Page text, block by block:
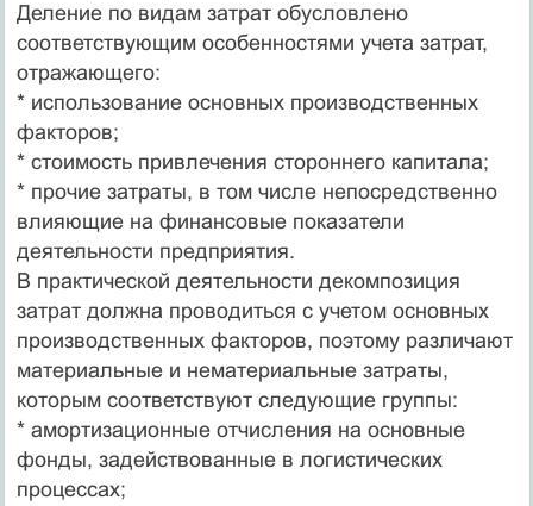
Деление по видам затрат обусловлено
соответствующим особенностями учета затрат,
отражающего:
* использование основных производственных
факторов;
* стоимость привлечения стороннего капитала;
* прочие затраты, в том числе непосредственно
влияющие на финансовые показатели
деятельности предприятия.
В практической деятельности декомпозиция
затрат должна проводиться с учетом основных
производственных факторов, поэтому различают
материальные и нематериальные затраты,
которым соответствуют следующие группы:
* амортизационные отчисления на основные
фонды, задействованные в логистических
процессах;